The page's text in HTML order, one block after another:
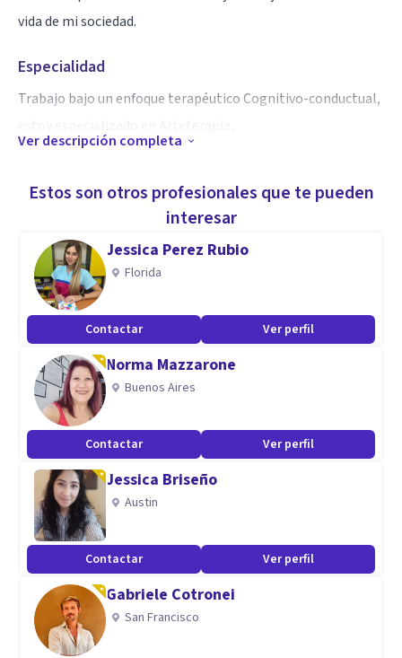
vida de mi sociedad.
Especialidad
Trabajo bajo un enfoque terapéutico Cognitivo-conductual,
Organizado, Creativo, trabajo en equipo, comunicación
asertiva, Adaptabilidad, Apasionado por las artes.
Ver descripción completa
Estos son otros profesionales que te pueden
interesar
Jessica Perez Rubio
Florida
Contactar Ver perfil
Norma Mazzarone
Buenos Aires
Contactar Ver perfil
Jessica Briseño
Austin
Contactar Ver perfil
Gabriele Cotronei
San Francisco